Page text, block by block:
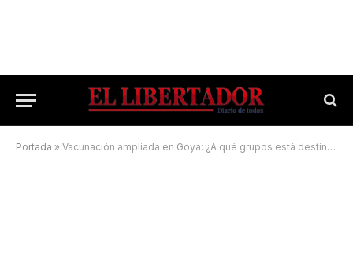
Portada » Vacunación ampliada en Goya: ¿A qué grupos está destinada?